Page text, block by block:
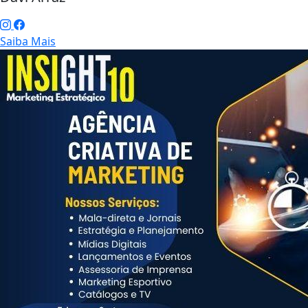
Saiba Mais